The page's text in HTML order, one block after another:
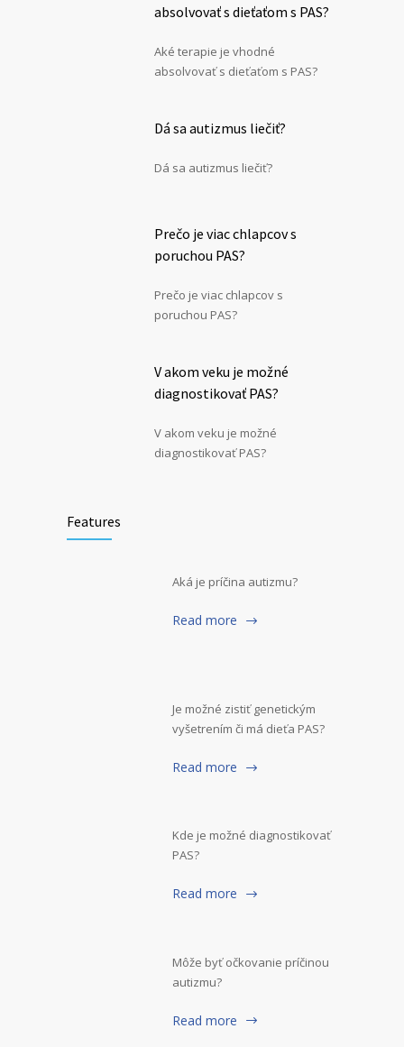
absolvovať s dieťaťom s PAS?
Aké terapie je vhodné
absolvovať s dieťaťom s PAS?
Dá sa autizmus liečiť?
Dá sa autizmus liečiť?
Prečo je viac chlapcov s
poruchou PAS?
Prečo je viac chlapcov s
poruchou PAS?
V akom veku je možné
diagnostikovať PAS?
V akom veku je možné
diagnostikovať PAS?
Features
Aká je príčina autizmu?
Read more
Je možné zistiť genetickým
vyšetrením či má dieťa PAS?
Read more
Kde je možné diagnostikovať
PAS?
Read more
Môže byť očkovanie príčinou
autizmu?
Read more